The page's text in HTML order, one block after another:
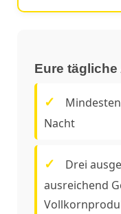
Eure
Nacht
Drei
ausreichend